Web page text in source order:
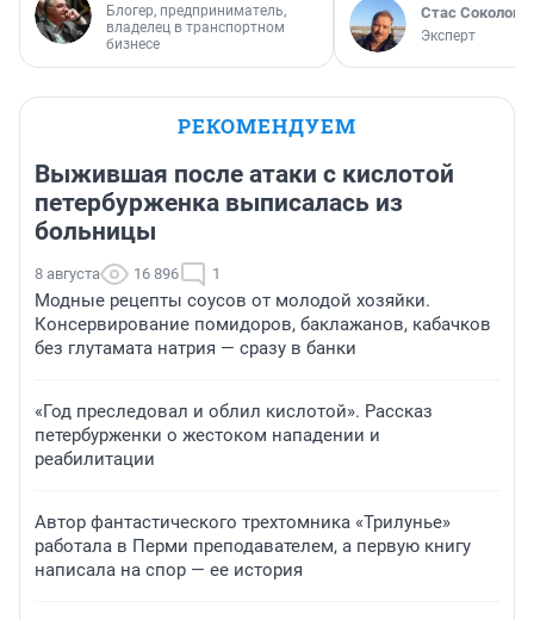
Блогер, предприниматель,
владелец в транспортном
бизнесе
Стас Соколов
Эксперт
РЕКОМЕНДУЕМ
Выжившая после атаки с кислотой
петербурженка выписалась из
больницы
8 августа 16 896 1
Модные рецепты соусов от молодой хозяйки.
Консервирование помидоров, баклажанов, кабачков
без глутамата натрия — сразу в банки
«Год преследовал и облил кислотой». Рассказ
петербурженки о жестоком нападении и
реабилитации
Автор фантастического трехтомника «Трилунье»
работала в Перми преподавателем, а первую книгу
написала на спор — ее история